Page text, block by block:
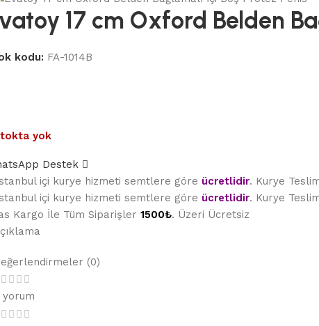
17 cm Oxford Belden
kodu: FA-1014B
yok
Destek
içi kurye hizmeti semtlere göre ücretlidir. Kurye
içi kurye hizmeti semtlere göre ücretlidir. Kurye
Kargo İle Tüm Siparişler 1500₺. Üzeri Ücretsiz
(0)
yorum